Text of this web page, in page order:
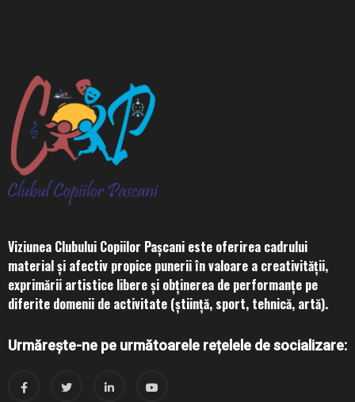
Viziunea Clubului Copiilor Pașcani este oferirea cadrului
material și afectiv propice punerii în valoare a creativității,
exprimării artistice libere și obținerea de performanțe pe
diferite domenii de activitate (știință, sport, tehnică, artă).
Urmărește-ne pe următoarele rețelele de socializare: